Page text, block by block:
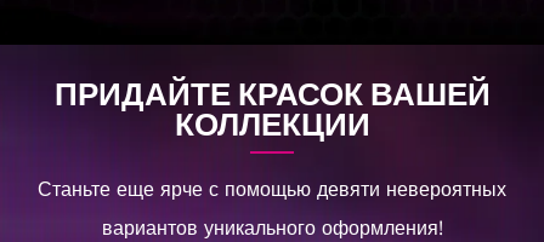
ПРИДАЙТЕ КРАСОК ВАШЕЙ
КОЛЛЕКЦИИ
Станьте еще ярче с помощью девяти невероятных
вариантов уникального оформления!